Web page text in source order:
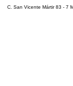
C. San Vicente Mártir 83 - 7